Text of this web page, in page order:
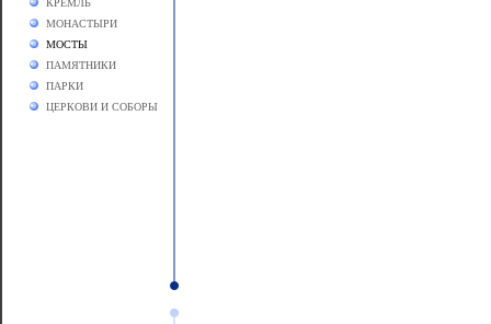
КРЕМЛЬ
МОНАСТЫРИ
МОСТЫ
ПАМЯТНИКИ
ПАРКИ
ЦЕРКОВИ И СОБОРЫ